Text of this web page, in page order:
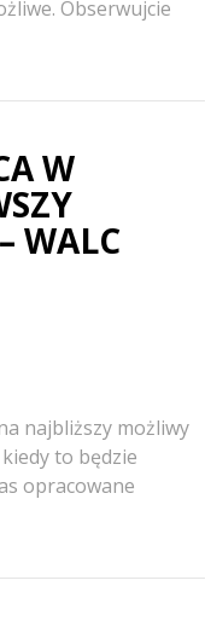
Obserwujcie
W
WALC
najbliższy możliwy
to będzie
opracowane